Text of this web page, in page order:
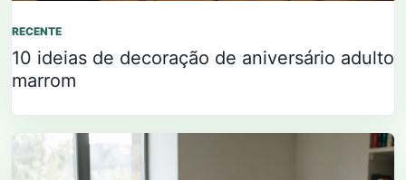
RECENTE
10 ideias de decoração de aniversário adulto
marrom